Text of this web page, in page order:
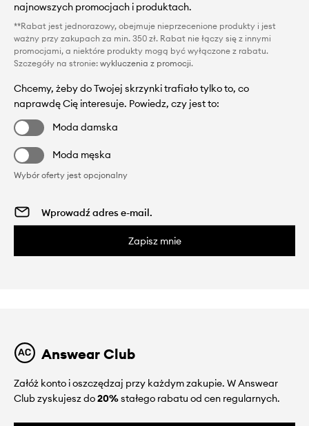
najnowszych promocjach i produktach.
**Rabat jest jednorazowy, obejmuje nieprzecenione produkty i jest
ważny przy zakupach za min. 350 zł. Rabat nie łączy się z innymi
promocjami, a niektóre produkty mogą być wyłączone z rabatu.
Szczegóły na stronie: wykluczenia z promocji.
Chcemy, żeby do Twojej skrzynki trafiało tylko to, co
naprawdę Cię interesuje. Powiedz, czy jest to:
Moda damska
Moda męska
Wybór oferty jest opcjonalny
Zapisz mnie
Answear Club
Załóż konto i oszczędzaj przy każdym zakupie. W Answear
Club zyskujesz do20%stałego rabatu od cen regularnych.